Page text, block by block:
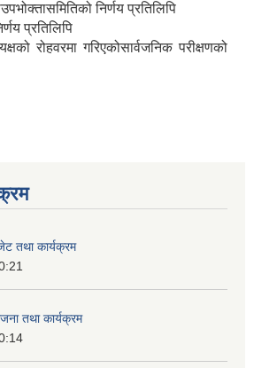
निर्णय प्रतिलिपि
प्रतिलिपि
रोहवरमा गरिएकोसार्वजनिक परीक्षणको
तथा कार्यक्रम
तथा कार्यक्रम